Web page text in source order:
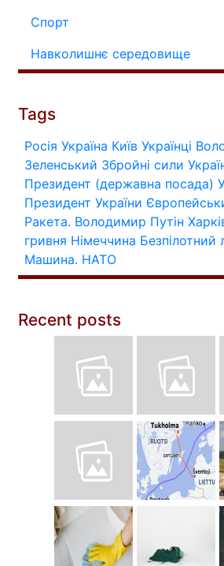
Спорт
Навколишнє середовище
Tags
Росія Україна Київ Українці
Зеленський Збройні сили
Президент (державна посада)
Президент України
Ракета. Володимир Путін
гривня Німеччина Безпілотний
Машина. НАТО
Recent posts